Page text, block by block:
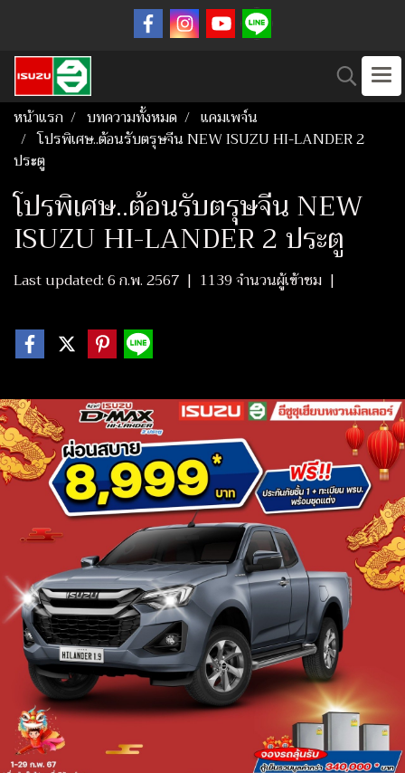
หน้าแรก บทความทั้งหมด
แคมเพจ์น
โปรพิเศษ..ต้อนรับตรุษจีน NEW ISUZU HI-LANDER 2
ประตู
โปรพิเศษ..ต้อนรับตรุษจีน NEW
ISUZU HI-LANDER 2 ประตู
Last updated: 6 ก.พ. 2567 | 1139 จำนวนผู้เข้าชม |